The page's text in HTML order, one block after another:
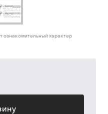
ознакомительный характер